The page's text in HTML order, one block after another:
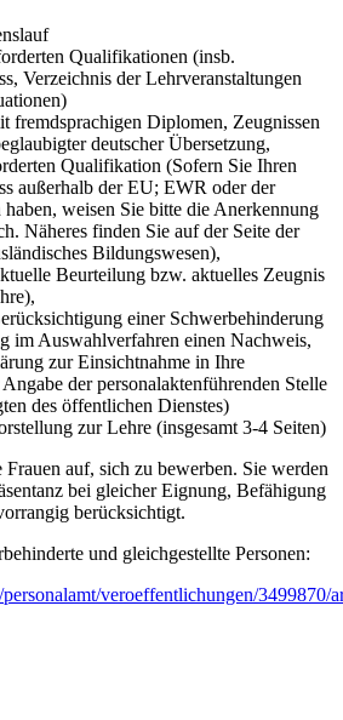
Qualifikationen (insb.
Verzeichnis der Lehrveranstaltungen
fremdsprachigen Diplomen, Zeugnissen
deutscher Übersetzung,
Qualifikation (Sofern Sie Ihren
außerhalb der EU; EWR oder der
weisen Sie bitte die Anerkennung
Näheres finden Sie auf der Seite der
Bildungswesen),
Beurteilung bzw. aktuelles Zeugnis
einer Schwerbehinderung
im Auswahlverfahren einen Nachweis,
zur Einsichtnahme in Ihre
der personalaktenführenden Stelle
des öffentlichen Dienstes)
zur Lehre (insgesamt 3-4 Seiten)
auf, sich zu bewerben. Sie werden
bei gleicher Eignung, Befähigung
berücksichtigt.
und gleichgestellte Personen:
veroeffentlichungen/3499870/